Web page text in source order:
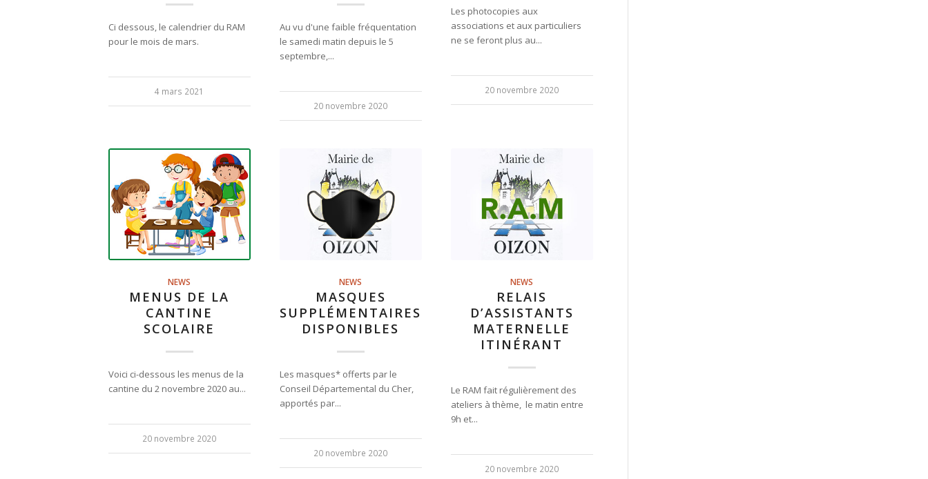
Ci dessous, le calendrier du RAM
pour le mois de mars.
4 mars 2021
Au vu d'une faible fréquentation
le samedi matin depuis le 5
septembre,...
20 novembre 2020
Les photocopies aux
associations et aux particuliers
ne se feront plus au...
20 novembre 2020
NEWS
MENUS DE LA
CANTINE
SCOLAIRE
Voici ci-dessous les menus de la
cantine du 2 novembre 2020 au...
20 novembre 2020
NEWS
MASQUES
SUPPLÉMENTAIRES
DISPONIBLES
Les masques* offerts par le
Conseil Départemental du Cher,
apportés par...
20 novembre 2020
NEWS
RELAIS
D’ASSISTANTS
MATERNELLE
ITINÉRANT
Le RAM fait régulièrement des
ateliers à thème, le matin entre
9h et...
20 novembre 2020